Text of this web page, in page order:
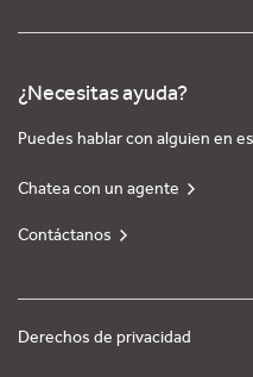
¿Necesitas ayuda?
Puedes hablar con alguien en
Chatea con un agente
Contáctanos
Derechos de privacidad